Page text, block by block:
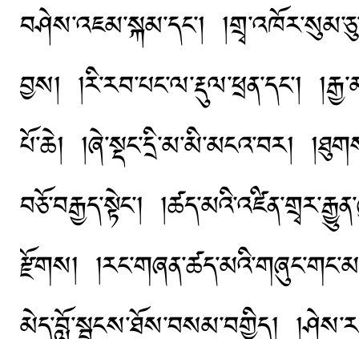
བཤེས་འཇམ་སྐམ་དང་།
བྱས། །རི་རབ་པང་ལ་རྡུལ་ཕྲན་དང་།
པོ་ཆེ། །ཞེ་སྡང་དྲི་མ་མི་མངའ་བར།
བཅོ་བརྒྱད་སྟེང་།
རྫོགས།
མེད་བློ་སྦྱངས་ཐོས་བསམ་བགྱིད།